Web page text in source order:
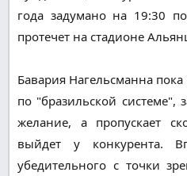
года задумано на 19:30
протечет на стадионе
Бавария Нагельсманна
по "бразильской системе",
желание, а пропускает
выйдет у конкурента.
убедительного с точки